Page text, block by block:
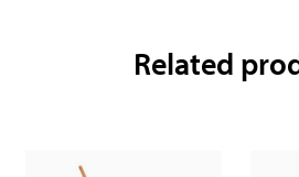
Related